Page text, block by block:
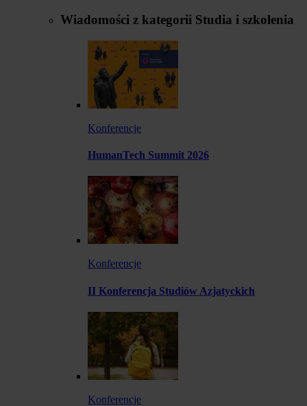
Wiadomości z kategorii Studia i szkolenia
Konferencje
HumanTech Summit 2026
Konferencje
II Konferencja Studiów Azjatyckich
Konferencje